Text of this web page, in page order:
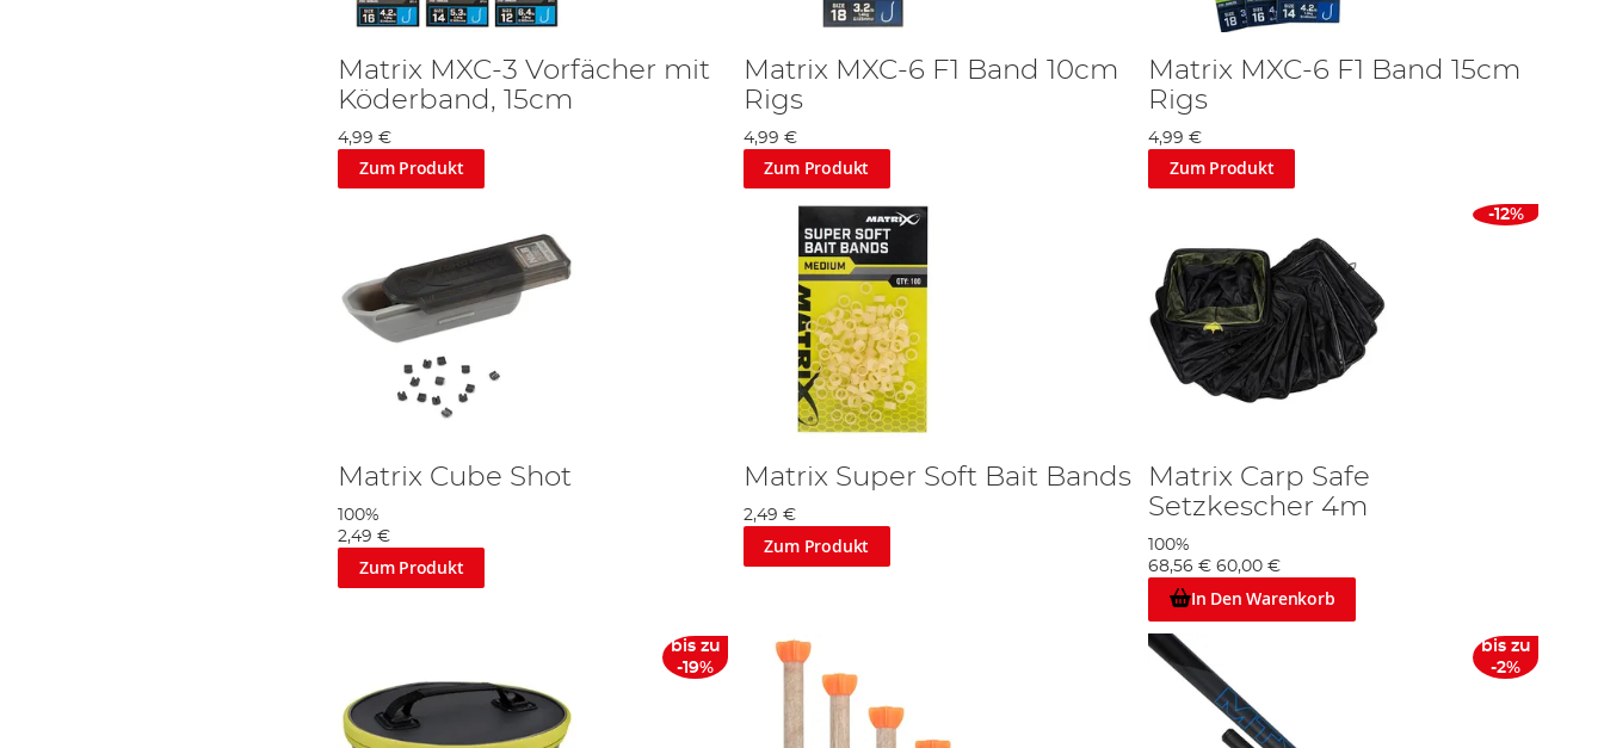
Matrix MXC-3 Vorfächer mit
Köderband, 15cm
4,99 €
Zum Produkt
Matrix MXC-6 F1 Band 10cm
Rigs
4,99 €
Zum Produkt
Matrix MXC-6 F1 Band 15cm
Rigs
4,99 €
Zum Produkt
Matrix Cube Shot
100%
2,49 €
Zum Produkt
Matrix Super Soft Bait Bands
2,49 €
Zum Produkt
-12%
Matrix Carp Safe
Setzkescher 4m
100%
68,56 € 60,00 €
In Den Warenkorb
bis zu
-19%
bis zu
-2%